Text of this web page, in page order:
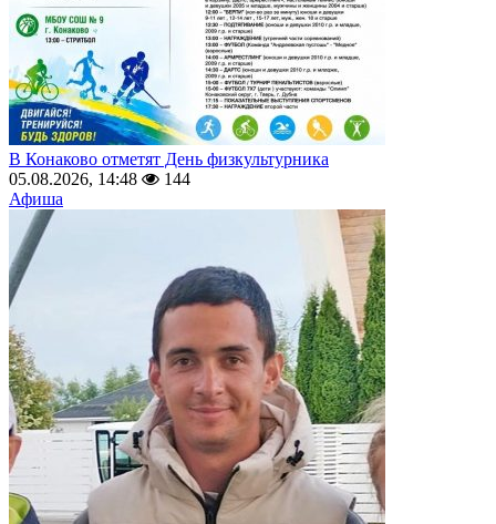
В Конаково отметят День физкультурника
05.08.2026, 14:48
144
Афиша